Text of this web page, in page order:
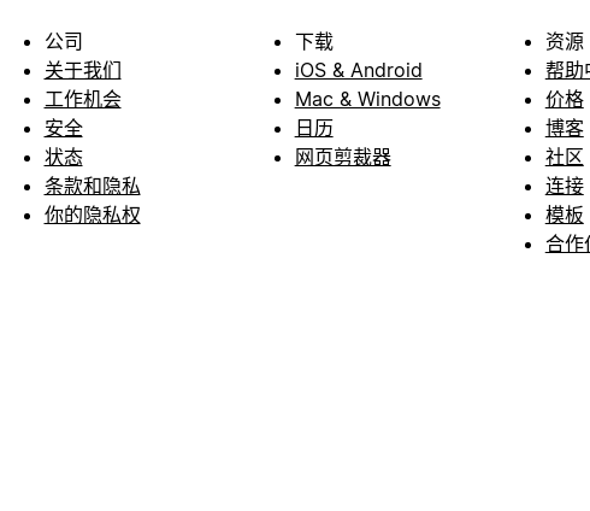
公司
关于我们
工作机会
安全
状态
条款和隐私
你的隐私权
下载
iOS & Android
Mac & Windows
日历
网页剪裁器
资源
帮助
价格
博客
社区
连接
模板
合作